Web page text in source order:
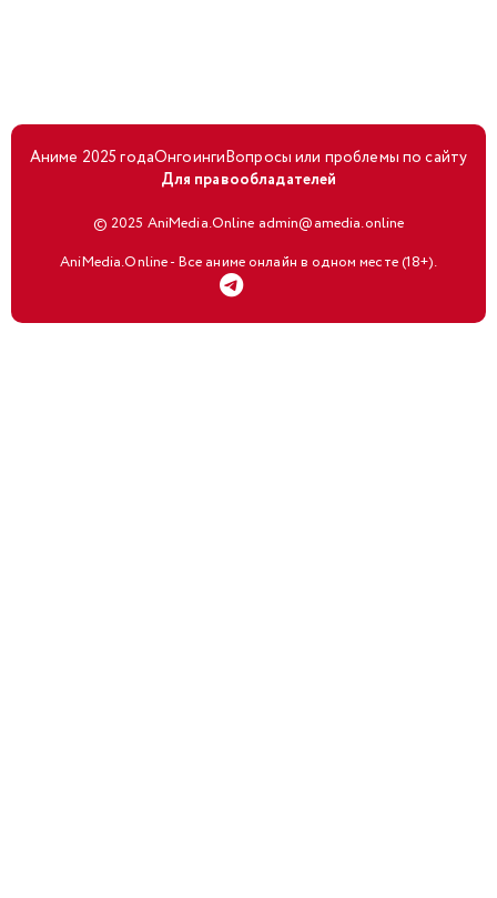
Аниме 2025 годаОнгоингиВопросы или проблемы по сайту
Для правообладателей
© 2025 AniMedia.Online admin@amedia.online
AniMedia.Online - Все аниме онлайн в одном месте (18+).